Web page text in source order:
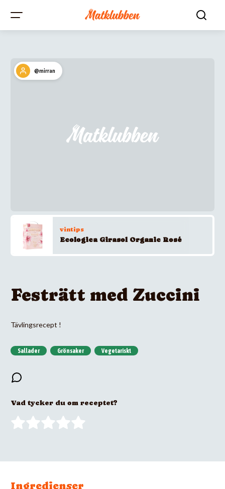
@mirran
vintips
Ecologica Girasol Organic Rosé
Festrätt med Zuccini
Tävlingsrecept !
Sallader Grönsaker Vegetariskt
Vad tycker du om receptet?
Ingredienser